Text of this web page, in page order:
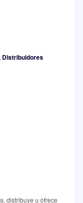
Distribuidores
distribuye u ofrece